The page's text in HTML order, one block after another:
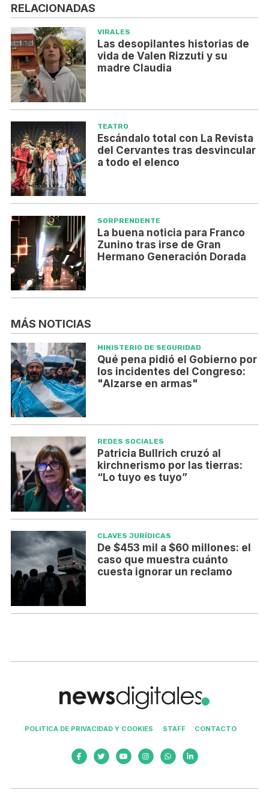
RELACIONADAS
VIRALES
Las desopilantes historias de
vida de Valen Rizzuti y su
madre Claudia
TEATRO
Escándalo total con La Revista
del Cervantes tras desvincular
a todo el elenco
SORPRENDENTE
La buena noticia para Franco
Zunino tras irse de Gran
Hermano Generación Dorada
MÁS NOTICIAS
MINISTERIO DE SEGURIDAD
Qué pena pidió el Gobierno por
los incidentes del Congreso:
"Alzarse en armas"
REDES SOCIALES
Patricia Bullrich cruzó al
kirchnerismo por las tierras:
“Lo tuyo es tuyo”
CLAVES JURÍDICAS
De $453 mil a $60 millones: el
caso que muestra cuánto
cuesta ignorar un reclamo
POLITICA DE PRIVACIDAD Y COOKIES STAFF CONTACTO